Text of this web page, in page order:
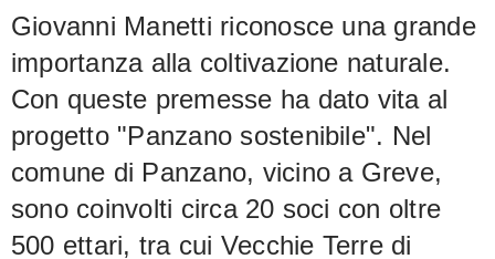
Giovanni Manetti riconosce una grande
importanza alla coltivazione naturale.
Con queste premesse ha dato vita al
progetto "Panzano sostenibile". Nel
comune di Panzano, vicino a Greve,
sono coinvolti circa 20 soci con oltre
500 ettari, tra cui Vecchie Terre di